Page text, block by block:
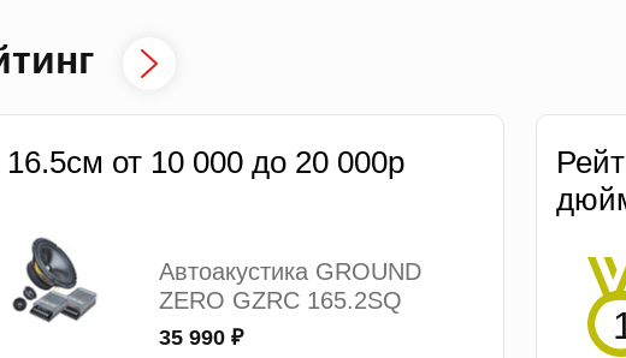
16.5см от 10 000 до 20 000р
Автоакустика GROUND
ZERO GZRC 165.2SQ
35 990 ₽